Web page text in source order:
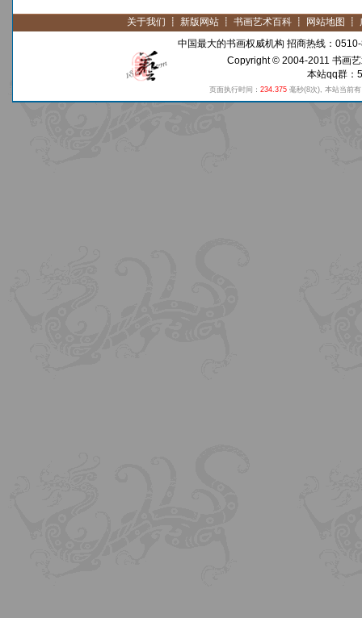
关于我们 ┋ 新版网站 ┋ 书画艺术百科 ┋ 网站地图 ┋
中国最大的书画权威机构 招商热线：
Copyright © 2004-2011 书画
本站qq群：
页面执行时间： 234.375 毫秒(8次), 本站当前